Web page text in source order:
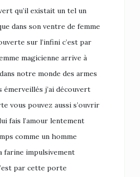
qu’il existait un tel un
dans son ventre de femme
sur l’infini c’est par
magicienne arrive à
notre monde des armes
émerveillés j’ai découvert
vous pouvez aussi s’ouvrir
fais l’amour lentement
comme un homme
farine impulsivement
par cette porte